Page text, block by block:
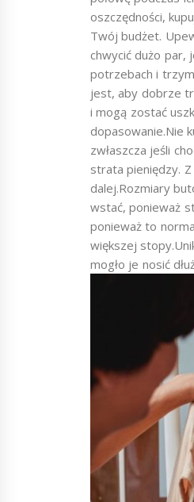
oszczędności,
Twój budżet.
chwycić dużo par,
potrzebach i
jest, aby dobrze
i mogą zostać
dopasowanie.Nie
zwłaszcza jeśli
strata pieniędzy.
dalej.Rozmiary
wstać, ponieważ
ponieważ to
większej
mogło je nosić